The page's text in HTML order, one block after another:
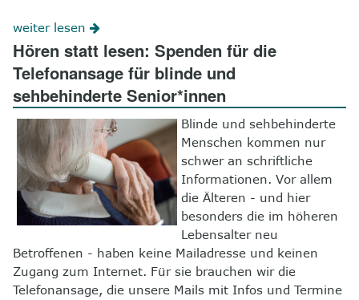
weiter lesen
Hören statt lesen: Spenden für die
Telefonansage für blinde und
sehbehinderte Senior*innen
Blinde und sehbehinderte
Menschen kommen nur
schwer an schriftliche
Informationen. Vor allem
die Älteren - und hier
besonders die im höheren
Lebensalter neu
Betroffenen - haben keine Mailadresse und keinen
Zugang zum Internet. Für sie brauchen wir die
Telefonansage, die unsere Mails mit Infos und Termine